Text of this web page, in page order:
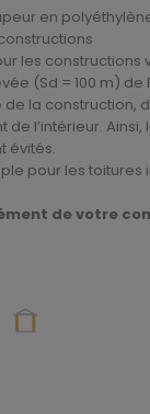
en
les
(Sd = 100 m)
la construction,
l’intérieur.
évités.
pour les
de votre